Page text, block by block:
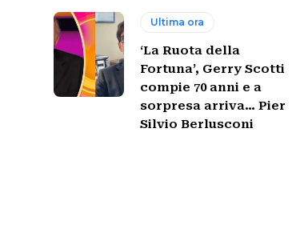
Ultima ora
‘La Ruota della
Fortuna’, Gerry Scotti
compie 70 anni e a
sorpresa arriva… Pier
Silvio Berlusconi